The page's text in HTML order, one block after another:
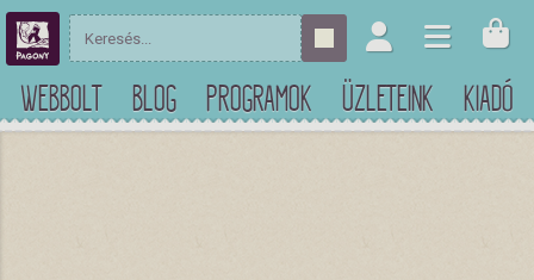
WEBBOLT BLOG PROGRAMOK ÜZLETEINK KIADÓ